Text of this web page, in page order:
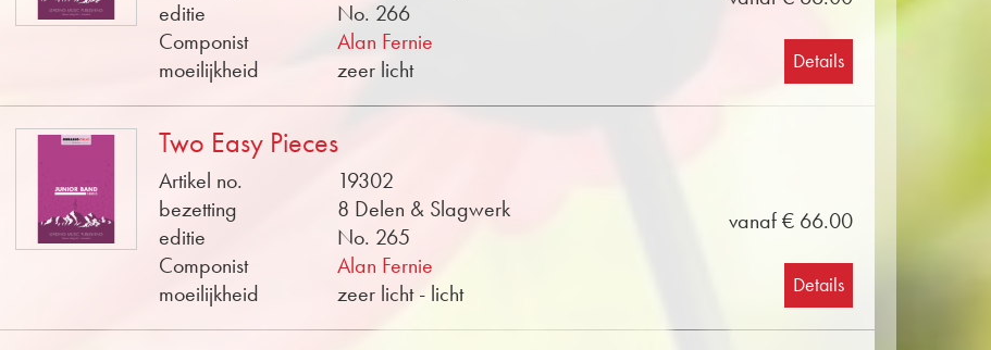
editie
No. 266
Componist
Alan Fernie
moeilijkheid
zeer licht Details
Two Easy Pieces
Artikel no.
19302
bezetting
8 Delen & Slagwerk
editie
No. 265
Componist
Alan Fernie
moeilijkheid
zeer licht - licht
vanaf € 66.00
Details